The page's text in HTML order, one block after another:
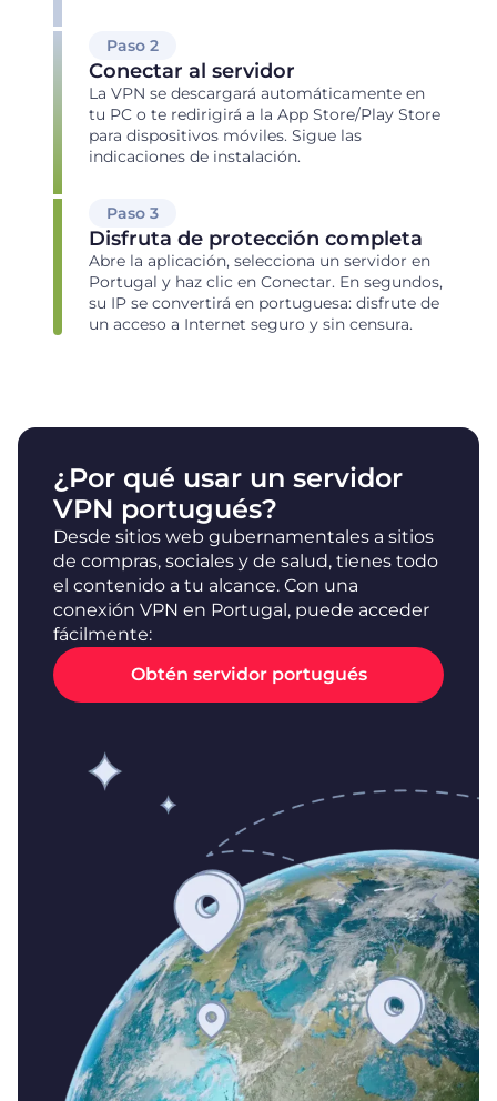
Paso 2
Conectar al servidor
La VPN se descargará automáticamente en
tu PC o te redirigirá a la App Store/Play Store
para dispositivos móviles. Sigue las
indicaciones de instalación.
Paso 3
Disfruta de protección completa
Abre la aplicación, selecciona un servidor en
Portugal y haz clic en Conectar. En segundos,
su IP se convertirá en portuguesa: disfrute de
un acceso a Internet seguro y sin censura.
¿Por qué usar un servidor
VPN portugués?
Desde sitios web gubernamentales a sitios
de compras, sociales y de salud, tienes todo
el contenido a tu alcance. Con una
conexión VPN en Portugal, puede acceder
fácilmente:
Obtén servidor portugués